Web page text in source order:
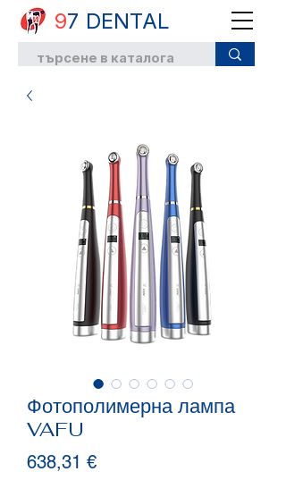
97 DENTAL
Фотополимерна лампа
VAFU
638,31 €Цена